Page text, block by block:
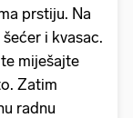
prstiju. Na
i kvasac.
miješajte
Zatim
radnu